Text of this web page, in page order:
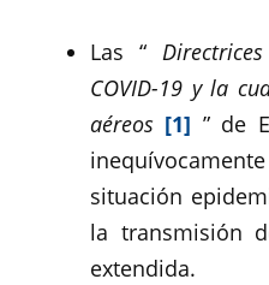
Las “
COVID-19 y la
aéreos [1] ” de
situación
la transmisión
extendida.